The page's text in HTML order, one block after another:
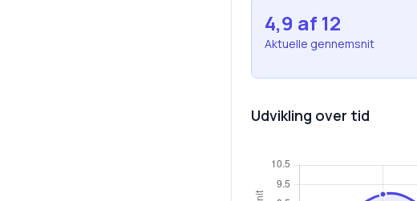
4,9 af 12
Aktuelle gennemsnit
Udvikling over tid